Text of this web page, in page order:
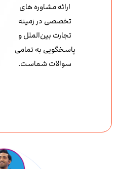
ارائه مشاوره های
تخصصی در زمینه
تجارت بین‌الملل و
پاسخگویی به تمامی
سوالات شماست.